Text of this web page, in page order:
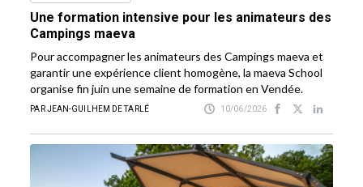
Une formation intensive pour les animateurs des
Campings maeva
Pour accompagner les animateurs des Campings maeva et
garantir une expérience client homogène, la maeva School
organise fin juin une semaine de formation en Vendée.
PAR JEAN-GUILHEM DE TARLÉ 10/06/2026